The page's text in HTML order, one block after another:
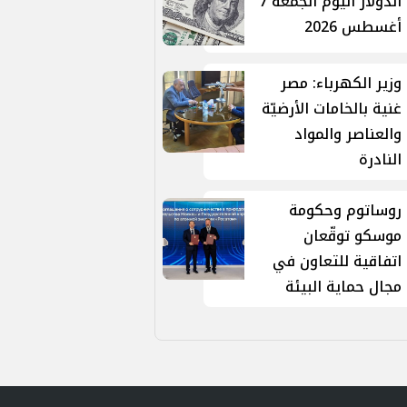
أغسطس 2026
وزير الكهرباء: مصر
غنية بالخامات الأرضيّة
والعناصر والمواد
النادرة
روساتوم وحكومة
موسكو توقّعان
اتفاقية للتعاون في
مجال حماية البيئة